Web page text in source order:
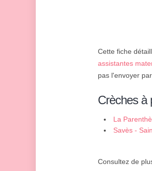
Cette fiche
assistantes
pas l'envoyer
Crèches à
La
Savès -
Consultez de